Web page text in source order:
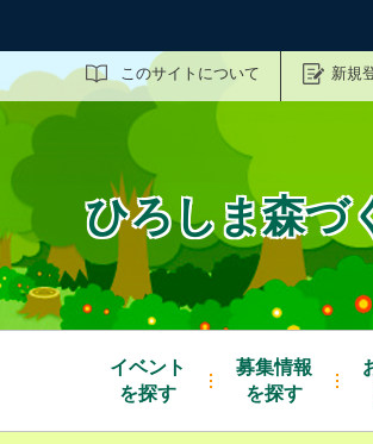
このサイトについて 新規
サイト内検索
ひろしま森づ
イベント
を探す
募集情報
を探す